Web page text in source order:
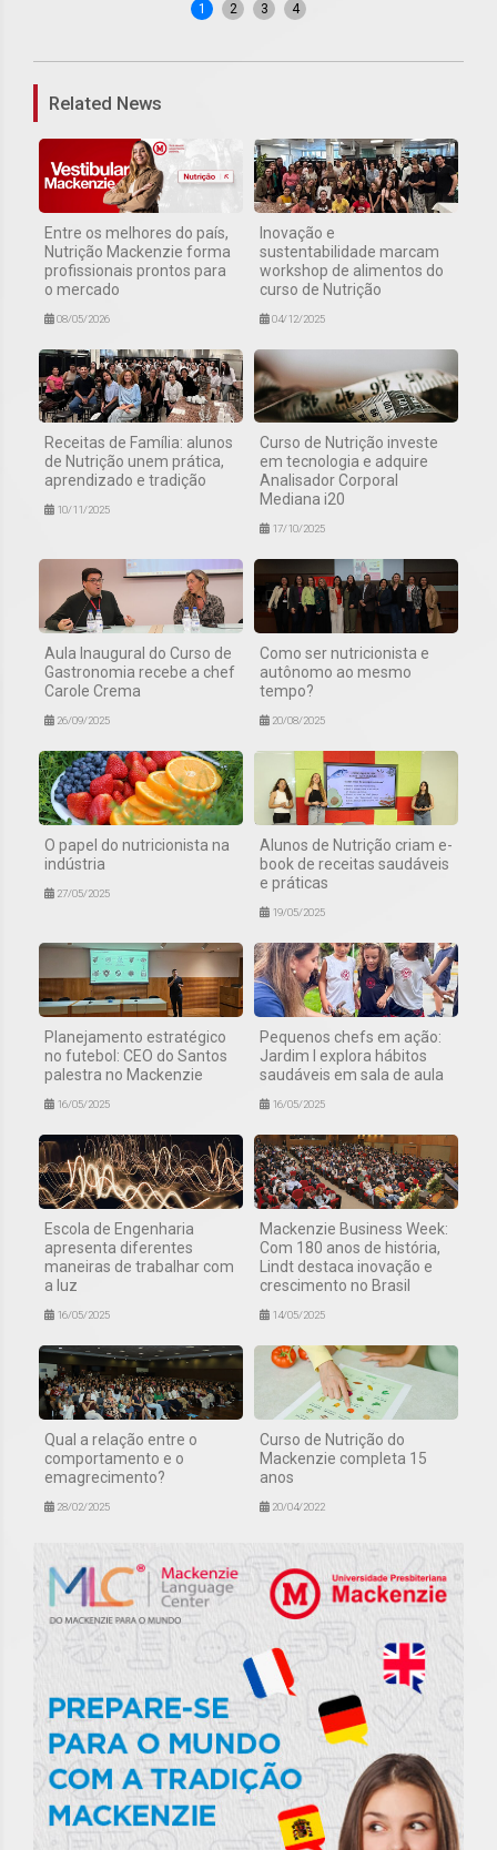
1 2 3 4
Related News
Entre os melhores do país,
Nutrição Mackenzie forma
profissionais prontos para
o mercado
08/05/2026
Inovação e
sustentabilidade marcam
workshop de alimentos do
curso de Nutrição
04/12/2025
Receitas de Família: alunos
de Nutrição unem prática,
aprendizado e tradição
10/11/2025
Curso de Nutrição investe
em tecnologia e adquire
Analisador Corporal
Mediana i20
17/10/2025
Aula Inaugural do Curso de
Gastronomia recebe a chef
Carole Crema
26/09/2025
Como ser nutricionista e
autônomo ao mesmo
tempo?
20/08/2025
O papel do nutricionista na
indústria
27/05/2025
Alunos de Nutrição criam e-
book de receitas saudáveis
e práticas
19/05/2025
Planejamento estratégico
no futebol: CEO do Santos
palestra no Mackenzie
16/05/2025
Pequenos chefs em ação:
Jardim I explora hábitos
saudáveis em sala de aula
16/05/2025
Escola de Engenharia
apresenta diferentes
maneiras de trabalhar com
a luz
16/05/2025
Mackenzie Business Week:
Com 180 anos de história,
Lindt destaca inovação e
crescimento no Brasil
14/05/2025
Qual a relação entre o
comportamento e o
emagrecimento?
28/02/2025
Curso de Nutrição do
Mackenzie completa 15
anos
20/04/2022